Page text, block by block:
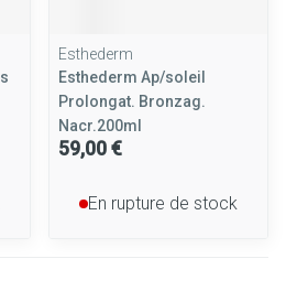
Esthederm
Esthederm Ap/soleil
Prolongat. Bronzag.
Nacr.200ml
59,00 €
En rupture de stock